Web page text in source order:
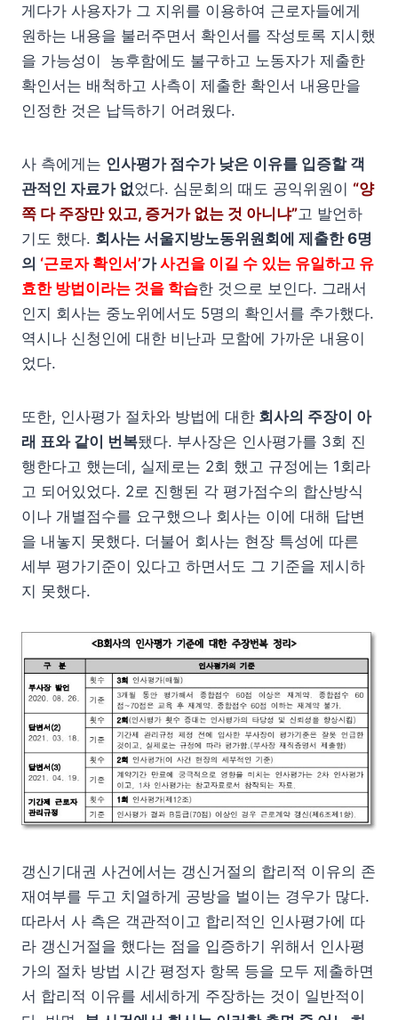
게다가 사용자가 그 지위를 이용하여 근로자들에게
원하는 내용을 불러주면서 확인서를 작성토록 지시했
을 가능성이 농후함에도 불구하고 노동자가 제출한
확인서는 배척하고 사측이 제출한 확인서 내용만을
인정한 것은 납득하기 어려웠다.
사 측에게는 인사평가 점수가 낮은 이유를 입증할 객
관적인 자료가 없었다. 심문회의 때도 공익위원이 “양
쪽 다 주장만 있고, 증거가 없는 것 아니냐”고 발언하
기도 했다. 회사는 서울지방노동위원회에 제출한 6명
의 ‘근로자 확인서’가사건을 이길 수 있는 유일하고 유
효한 방법이라는 것을 학습한 것으로 보인다. 그래서
인지 회사는 중노위에서도 5명의 확인서를 추가했다.
역시나 신청인에 대한 비난과 모함에 가까운 내용이
었다.
또한, 인사평가 절차와 방법에 대한 회사의 주장이 아
래 표와 같이 번복됐다. 부사장은 인사평가를 3회 진
행한다고 했는데, 실제로는 2회 했고 규정에는 1회라
고 되어있었다. 2로 진행된 각 평가점수의 합산방식
이나 개별점수를 요구했으나 회사는 이에 대해 답변
을 내놓지 못했다. 더불어 회사는 현장 특성에 따른
세부 평가기준이 있다고 하면서도 그 기준을 제시하
지 못했다.
갱신기대권 사건에서는 갱신거절의 합리적 이유의 존
재여부를 두고 치열하게 공방을 벌이는 경우가 많다.
따라서 사 측은 객관적이고 합리적인 인사평가에 따
라 갱신거절을 했다는 점을 입증하기 위해서 인사평
가의 절차 방법 시간 평정자 항목 등을 모두 제출하면
서 합리적 이유를 세세하게 주장하는 것이 일반적이